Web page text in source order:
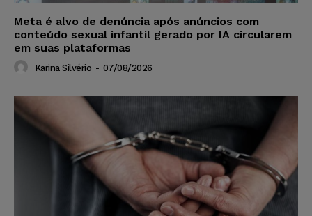
Meta é alvo de denúncia após anúncios com
conteúdo sexual infantil gerado por IA circularem
em suas plataformas
Karina Silvério - 07/08/2026